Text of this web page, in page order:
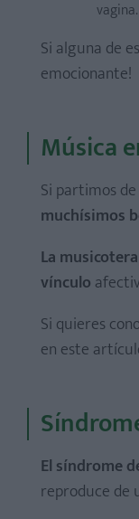
Si alguna de
emocionante!
Música
Si partimos
muchísimos
La
vínculo
Si quieres
en este
El síndrome
reproduce